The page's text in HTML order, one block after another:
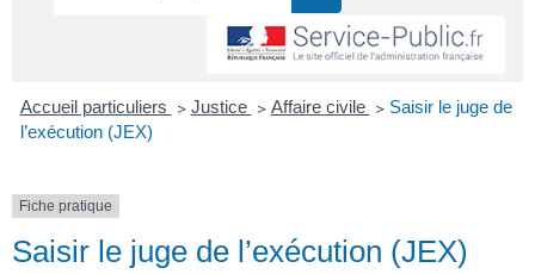
Accueil particuliers > Justice > Affaire civile > Saisir le juge de
l’exécution (JEX)
Fiche pratique
Saisir le juge de l’exécution (JEX)